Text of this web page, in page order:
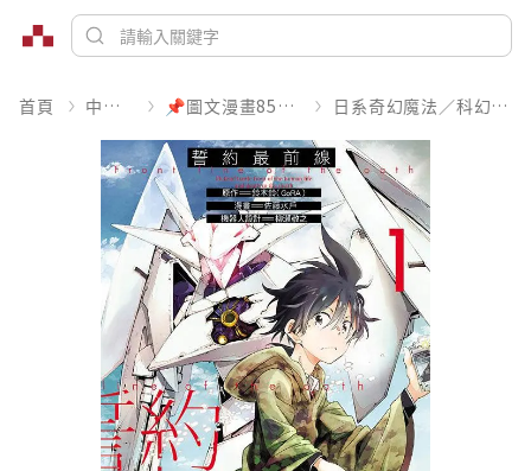
首頁 中文書 📌圖文漫畫85折起 日系奇幻魔法／科幻冒險